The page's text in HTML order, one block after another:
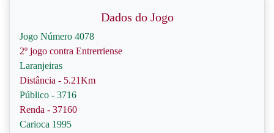
Dados do Jogo
Jogo Número 4078
2º jogo contra Entrerriense
Laranjeiras
Distância - 5.21Km
Público - 3716
Renda - 37160
Carioca 1995